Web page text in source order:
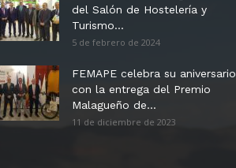
del Salón de Hostelería y
Turismo...
5 de febrero de 2024
FEMAPE celebra su aniversario
con la entrega del Premio
Malagueño de...
11 de diciembre de 2023